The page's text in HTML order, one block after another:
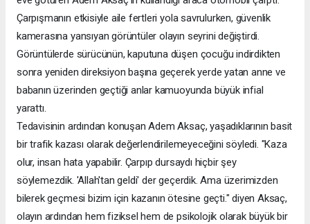
Çarpışmanın etkisiyle aile fertleri yola savrulurken, güvenlik
kamerasına yansıyan görüntüler olayın seyrini değiştirdi.
Görüntülerde sürücünün, kaputuna düşen çocuğu indirdikten
sonra yeniden direksiyon başına geçerek yerde yatan anne ve
babanın üzerinden geçtiği anlar kamuoyunda büyük infial
yarattı.
Tedavisinin ardından konuşan Adem Aksaç, yaşadıklarının basit
bir trafik kazası olarak değerlendirilemeyeceğini söyledi. "Kaza
olur, insan hata yapabilir. Çarpıp dursaydı hiçbir şey
söylemezdik. 'Allah'tan geldi' der geçerdik. Ama üzerimizden
bilerek geçmesi bizim için kazanın ötesine geçti." diyen Aksaç,
olayın ardından hem fiziksel hem de psikolojik olarak büyük bir